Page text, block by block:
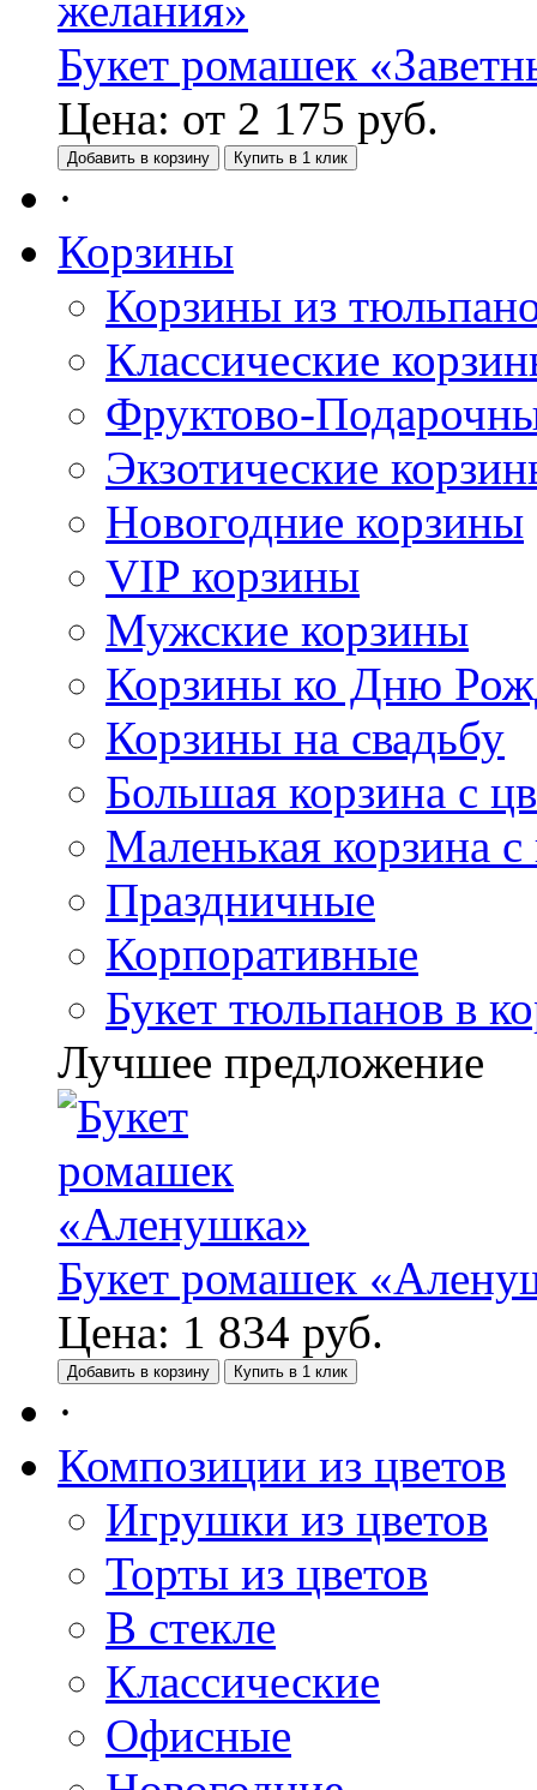
Букет ромашек
Цена: от 2 175 руб.
Добавить в корзину Купить в 1 клик
·
Корзины
Корзины из
Классические
Фруктово-
Экзотические
Новогодние корзины
VIP корзины
Мужские корзины
Корзины ко Дню
Корзины на свадьбу
Большая корзина с
Маленькая корзина
Праздничные
Корпоративные
Букет тюльпанов в
Лучшее предложение
Букет ромашек
Цена: 1 834 руб.
Добавить в корзину Купить в 1 клик
·
Композиции из цветов
Игрушки из цветов
Торты из цветов
В стекле
Классические
Офисные